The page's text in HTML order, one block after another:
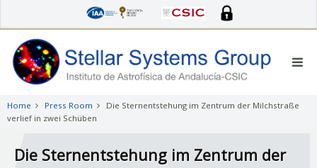
to
main
content
Home Press Room
Die Sternentstehung im Zentrum der Milchstraße
verlief in zwei Schüben
Die Sternentstehung im Zentrum der